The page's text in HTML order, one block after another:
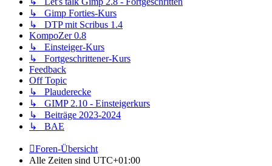
↳ Gimp Forties-Kurs
↳ DTP mit Scribus 1.4
KompoZer 0.8
↳ Einsteiger-Kurs
↳ Fortgeschrittener-Kurs
Feedback
Off Topic
↳ Plauderecke
↳ GIMP 2.10 - Einsteigerkurs
↳ Beiträge 2023-2024
↳ BAE
Foren-Übersicht
Alle Zeiten sind UTC+01:00